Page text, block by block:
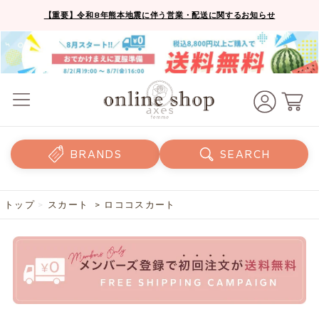
【重要】令和8年熊本地震に伴う営業・配送に関するお知らせ
BRANDS SEARCH
トップ > スカート > ロココスカート